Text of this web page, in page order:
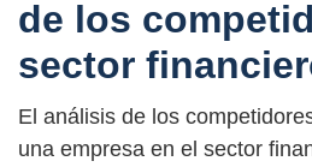
de los
sector
El análisis de los
una empresa en el sector